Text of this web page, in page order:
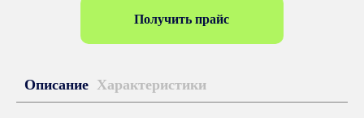
Получить прайс
Описание Характеристики